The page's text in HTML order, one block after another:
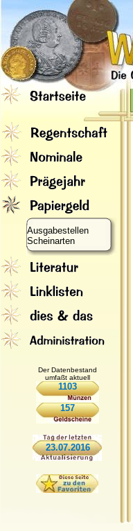
Ausgabestellen
Scheinarten
Der Datenbestand
umfaßt aktuell
1103
157
23.07.2016